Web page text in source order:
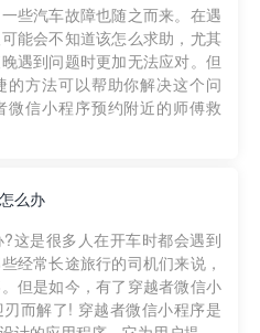
些汽车故障也随之而来。在遇
能会不知道该怎么求助，尤其
遇到问题时更加无法应对。但
的方法可以帮助你解决这个问
微信小程序预约附近的师傅救
么办
这是很多人在开车时都会遇到
经常长途旅行的司机们来说，
但是如今，有了穿越者微信小
而解了! 穿越者微信小程序是